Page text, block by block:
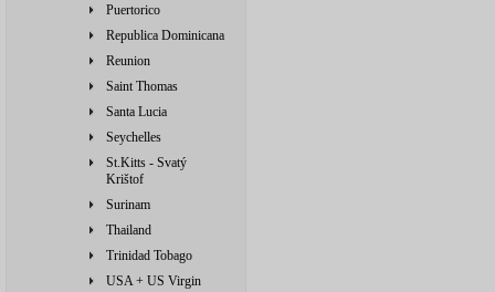
Puertorico
Republica Dominicana
Reunion
Saint Thomas
Santa Lucia
Seychelles
St.Kitts - Svatý
Krištof
Surinam
Thailand
Trinidad Tobago
USA + US Virgin